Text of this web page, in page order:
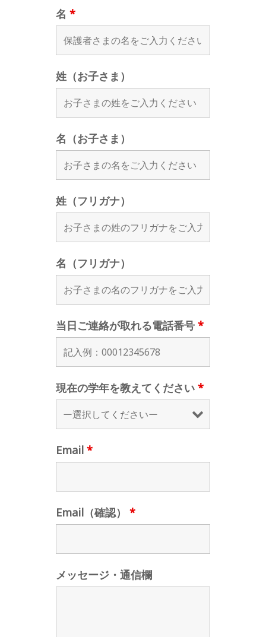
名 *
姓（お子さま）
名（お子さま）
姓（フリガナ）
名（フリガナ）
当日ご連絡が取れる電話番号 *
現在の学年を教えてください *
Email *
Email（確認） *
メッセージ・通信欄